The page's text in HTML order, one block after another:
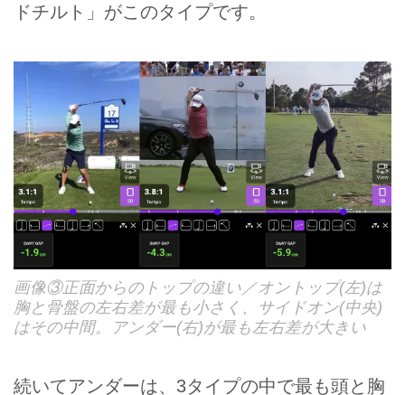
ドチルト」がこのタイプです。
画像③正面からのトップの違い／オントップ(左)は
胸と骨盤の左右差が最も小さく、サイドオン(中央)
はその中間。アンダー(右)が最も左右差が大きい
続いてアンダーは、3タイプの中で最も頭と胸